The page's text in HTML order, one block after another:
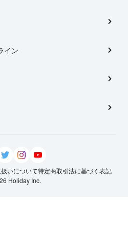
イン
いについて特定商取引法に基づく表記
Holiday Inc.